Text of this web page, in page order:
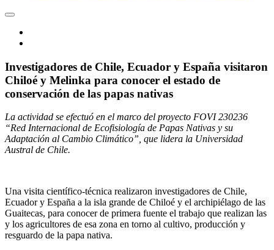
Investigadores de Chile, Ecuador y España visitaron
Chiloé y Melinka para conocer el estado de
conservación de las papas nativas
La actividad se efectuó en el marco del proyecto FOVI 230236
“Red Internacional de Ecofisiología de Papas Nativas y su
Adaptación al Cambio Climático”, que lidera la Universidad
Austral de Chile.
Una visita científico-técnica realizaron investigadores de Chile,
Ecuador y España a la isla grande de Chiloé y el archipiélago de las
Guaitecas, para conocer de primera fuente el trabajo que realizan las
y los agricultores de esa zona en torno al cultivo, producción y
resguardo de la papa nativa.